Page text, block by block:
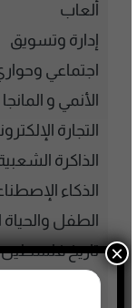
ألعاب
إدارة وتسويق
اجتماعي
الأنمي و المانجا
التجارة
الذاكرة
الذكاء
الطفل والحياة
تاريخ فلسطين
تعليم وثقافة
×